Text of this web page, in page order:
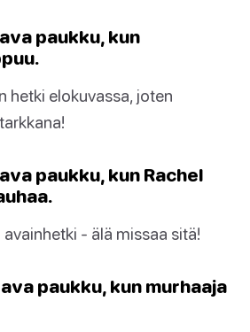
paukku, kun
hetki elokuvassa, joten
paukku, kun Rachel
- älä missaa sitä!
paukku, kun murhaaja